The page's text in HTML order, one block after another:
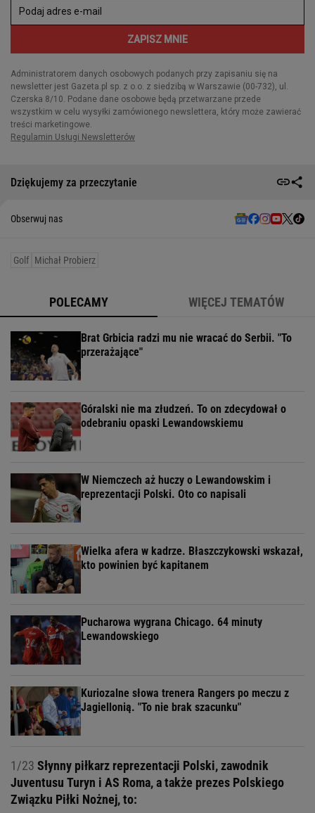
Dziękujemy za przeczytanie
Obserwuj nas
Golf Michał Probierz
POLECAMY WIĘCEJ TEMATÓW
Brat Grbicia radzi mu nie wracać do Serbii. "To
przerażające"
Góralski nie ma złudzeń. To on zdecydował o
odebraniu opaski Lewandowskiemu
W Niemczech aż huczy o Lewandowskim i
reprezentacji Polski. Oto co napisali
Wielka afera w kadrze. Błaszczykowski wskazał,
kto powinien być kapitanem
Pucharowa wygrana Chicago. 64 minuty
Lewandowskiego
Kuriozalne słowa trenera Rangers po meczu z
Jagiellonią. "To nie brak szacunku"
1/23 Słynny piłkarz reprezentacji Polski, zawodnik
Juventusu Turyn i AS Roma, a także prezes Polskiego
Związku Piłki Nożnej, to: